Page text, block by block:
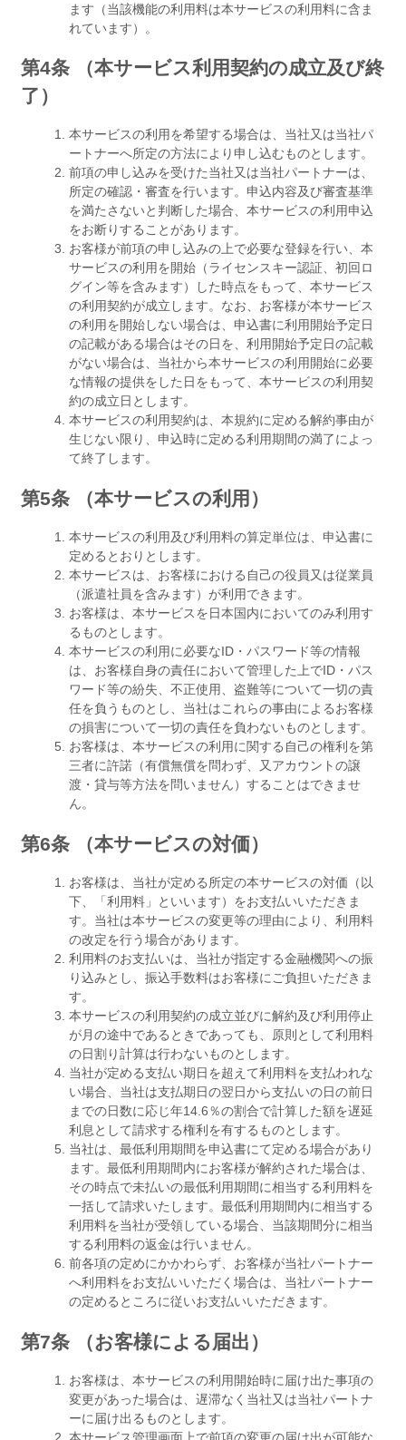
ます（当該機能の利用料は本サービスの利用料に含ま
れています）。
第4条 （本サービス利用契約の成立及び終
了）
本サービスの利用を希望する場合は、当社又は当社パ
ートナーへ所定の方法により申し込むものとします。
前項の申し込みを受けた当社又は当社パートナーは、
所定の確認・審査を行います。申込内容及び審査基準
を満たさないと判断した場合、本サービスの利用申込
をお断りすることがあります。
お客様が前項の申し込みの上で必要な登録を行い、本
サービスの利用を開始（ライセンスキー認証、初回ロ
グイン等を含みます）した時点をもって、本サービス
の利用契約が成立します。なお、お客様が本サービス
の利用を開始しない場合は、申込書に利用開始予定日
の記載がある場合はその日を、利用開始予定日の記載
がない場合は、当社から本サービスの利用開始に必要
な情報の提供をした日をもって、本サービスの利用契
約の成立日とします。
本サービスの利用契約は、本規約に定める解約事由が
生じない限り、申込時に定める利用期間の満了によっ
て終了します。
第5条 （本サービスの利用）
本サービスの利用及び利用料の算定単位は、申込書に
定めるとおりとします。
本サービスは、お客様における自己の役員又は従業員
（派遣社員を含みます）が利用できます。
お客様は、本サービスを日本国内においてのみ利用す
るものとします。
本サービスの利用に必要なID・パスワード等の情報
は、お客様自身の責任において管理した上でID・パス
ワード等の紛失、不正使用、盗難等について一切の責
任を負うものとし、当社はこれらの事由によるお客様
の損害について一切の責任を負わないものとします。
お客様は、本サービスの利用に関する自己の権利を第
三者に許諾（有償無償を問わず、又アカウントの譲
渡・貸与等方法を問いません）することはできませ
ん。
第6条 （本サービスの対価）
お客様は、当社が定める所定の本サービスの対価（以
下、「利用料」といいます）をお支払いいただきま
す。当社は本サービスの変更等の理由により、利用料
の改定を行う場合があります。
利用料のお支払いは、当社が指定する金融機関への振
り込みとし、振込手数料はお客様にご負担いただきま
す。
本サービスの利用契約の成立並びに解約及び利用停止
が月の途中であるときであっても、原則として利用料
の日割り計算は行わないものとします。
当社が定める支払い期日を超えて利用料を支払われな
い場合、当社は支払期日の翌日から支払いの日の前日
までの日数に応じ年14.6％の割合で計算した額を遅延
利息として請求する権利を有するものとします。
当社は、最低利用期間を申込書にて定める場合があり
ます。最低利用期間内にお客様が解約された場合は、
その時点で未払いの最低利用期間に相当する利用料を
一括して請求いたします。最低利用期間内に相当する
利用料を当社が受領している場合、当該期間分に相当
する利用料の返金は行いません。
前各項の定めにかかわらず、お客様が当社パートナー
へ利用料をお支払いいただく場合は、当社パートナー
の定めるところに従いお支払いいただきます。
第7条 （お客様による届出）
お客様は、本サービスの利用開始時に届け出た事項の
変更があった場合は、遅滞なく当社又は当社パートナ
ーに届け出るものとします。